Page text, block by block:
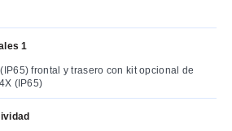
1
frontal y trasero con kit opcional de
(IP65)